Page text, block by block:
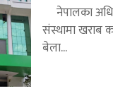
नेपालका
संस्थामा खराब
बेला...